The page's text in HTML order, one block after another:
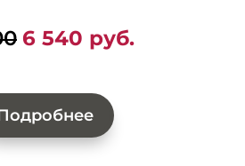
6 540 руб.